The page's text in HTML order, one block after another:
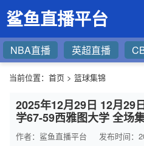
鲨鱼直播平台
NBA直播 英超直播
当前位置： 首页 > 篮球集锦
2025年12月29日 12月29
学67-59西雅图大学 全场
作者：鲨鱼直播平台 发布时间：